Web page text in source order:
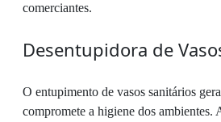
comerciantes.
Desentupidora de
O entupimento de vasos sanitários
compromete a higiene dos ambientes.